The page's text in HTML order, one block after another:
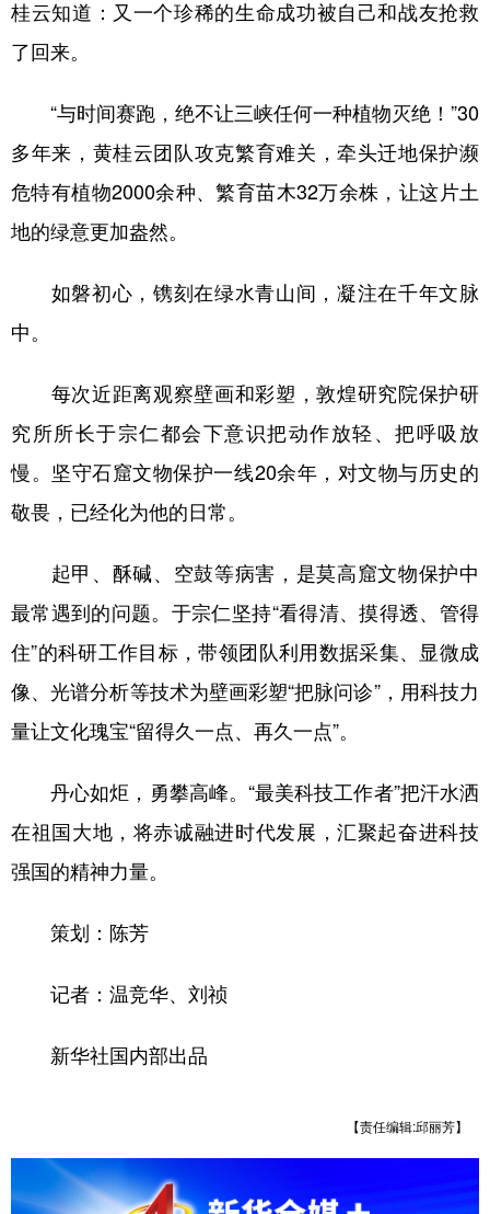
桂云知道：又一个珍稀的生命成功被自己和战友抢救
了回来。
“与时间赛跑，绝不让三峡任何一种植物灭绝！”30
多年来，黄桂云团队攻克繁育难关，牵头迁地保护濒
危特有植物2000余种、繁育苗木32万余株，让这片土
地的绿意更加盎然。
如磐初心，镌刻在绿水青山间，凝注在千年文脉
中。
每次近距离观察壁画和彩塑，敦煌研究院保护研
究所所长于宗仁都会下意识把动作放轻、把呼吸放
慢。坚守石窟文物保护一线20余年，对文物与历史的
敬畏，已经化为他的日常。
起甲、酥碱、空鼓等病害，是莫高窟文物保护中
最常遇到的问题。于宗仁坚持“看得清、摸得透、管得
住”的科研工作目标，带领团队利用数据采集、显微成
像、光谱分析等技术为壁画彩塑“把脉问诊”，用科技力
量让文化瑰宝“留得久一点、再久一点”。
丹心如炬，勇攀高峰。“最美科技工作者”把汗水洒
在祖国大地，将赤诚融进时代发展，汇聚起奋进科技
强国的精神力量。
策划：陈芳
记者：温竞华、刘祯
新华社国内部出品
【责任编辑:邱丽芳】